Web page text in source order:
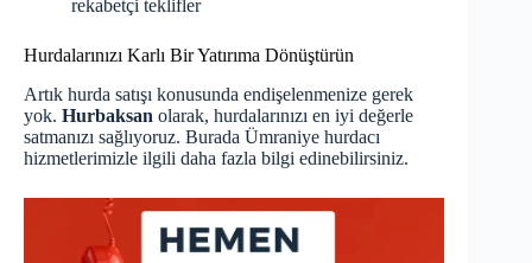
rekabetçi teklifler
Hurdalarınızı Karlı Bir Yatırıma Dönüştürün
Artık hurda satışı konusunda endişelenmenize gerek
yok. Hurbaksan olarak, hurdalarınızı en iyi değerle
satmanızı sağlıyoruz. Burada Ümraniye hurdacı
hizmetlerimizle ilgili daha fazla bilgi edinebilirsiniz.